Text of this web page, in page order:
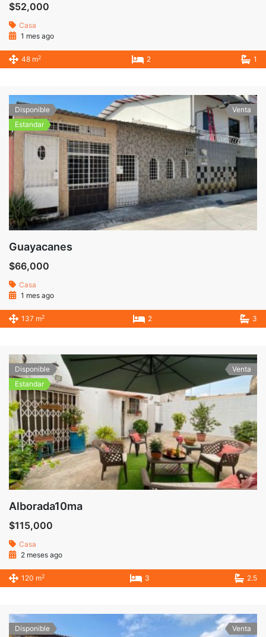
$52,000
Casa
1 mes ago
48 m2 2 1
Disponible
Estandar
Venta
Guayacanes
$66,000
Casa
1 mes ago
137 m2 2 3
Disponible
Estandar
Venta
Alborada10ma
$115,000
Casa
2 meses ago
120 m2 3 2.5
Disponible
Venta